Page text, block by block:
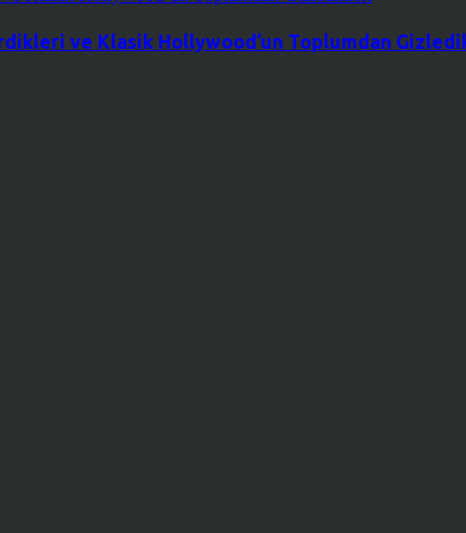
ve Klasik Hollywood’un Toplumdan